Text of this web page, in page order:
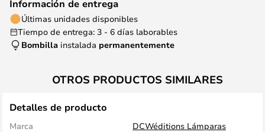
Información de entrega
Últimas unidades disponibles
Tiempo de entrega: 3 - 6 días laborables
Bombilla instalada permanentemente
OTROS PRODUCTOS SIMILARES
Detalles de producto
Marca
DCWéditions Lámparas